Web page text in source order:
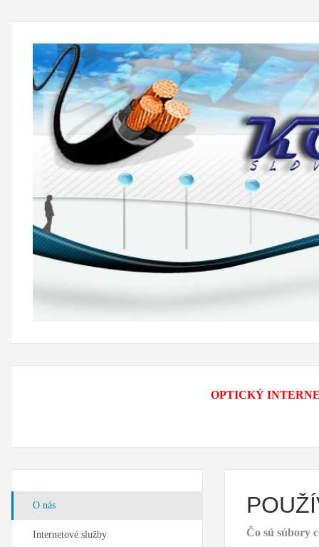
OPTICKÝ
Čo sú súbory
O nás
Internetové služby